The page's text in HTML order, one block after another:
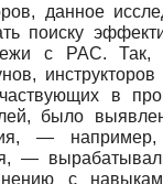
данное
поиску
с РАС. Так,
в
было
— например,
—
с